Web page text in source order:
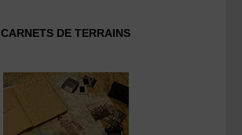
CARNETS DE TERRAINS